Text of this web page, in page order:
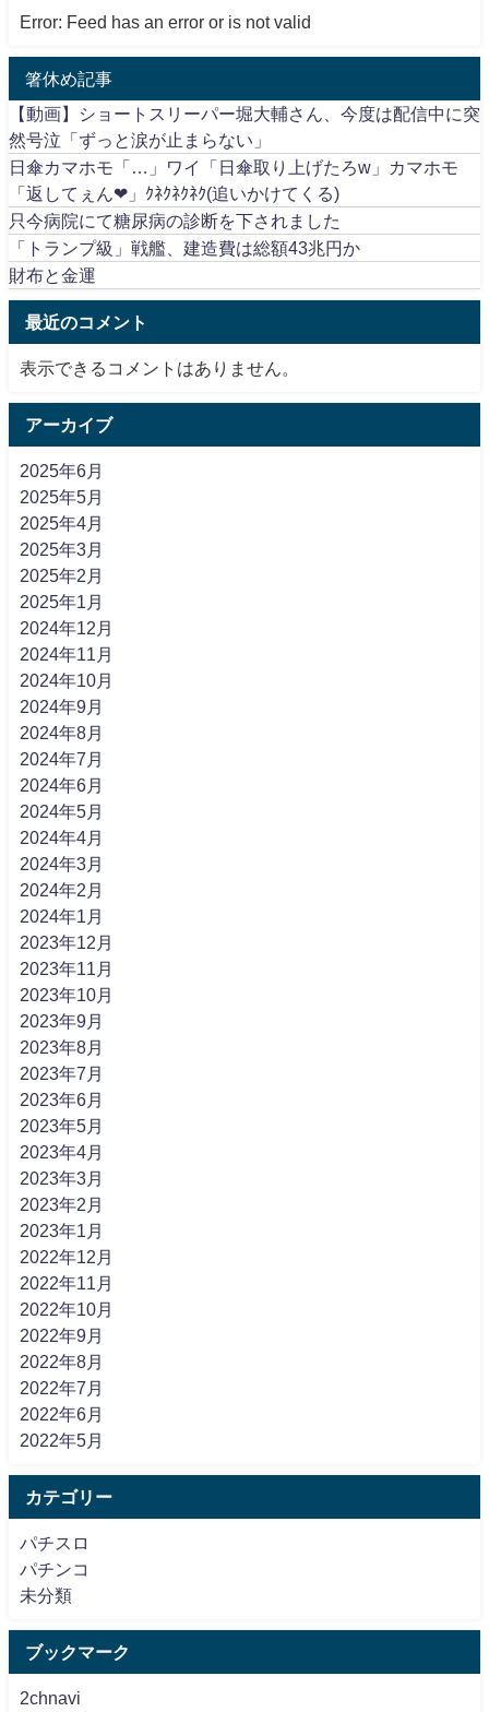
Error: Feed has an error or is not valid
箸休め記事
【動画】ショートスリーパー堀大輔さん、今度は配信中に突
然号泣「ずっと涙が止まらない」
日傘カマホモ「…」ワイ「日傘取り上げたろw」カマホモ
「返してぇん❤」ｸﾈｸﾈｸﾈｸ(追いかけてくる)
只今病院にて糖尿病の診断を下されました
「トランプ級」戦艦、建造費は総額43兆円か
財布と金運
最近のコメント
表示できるコメントはありません。
アーカイブ
2025年6月
2025年5月
2025年4月
2025年3月
2025年2月
2025年1月
2024年12月
2024年11月
2024年10月
2024年9月
2024年8月
2024年7月
2024年6月
2024年5月
2024年4月
2024年3月
2024年2月
2024年1月
2023年12月
2023年11月
2023年10月
2023年9月
2023年8月
2023年7月
2023年6月
2023年5月
2023年4月
2023年3月
2023年2月
2023年1月
2022年12月
2022年11月
2022年10月
2022年9月
2022年8月
2022年7月
2022年6月
2022年5月
カテゴリー
パチスロ
パチンコ
未分類
ブックマーク
2chnavi